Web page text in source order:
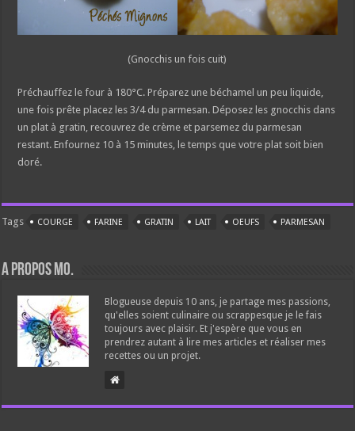
(Gnocchis un fois cuit)
Préchauffez le four à 180°C. Préparez une béchamel un peu liquide,
une fois prête placez les 3/4 du parmesan. Déposez les gnocchis dans
un plat à gratin, recouvrez de crème et parsemez du parmesan
restant. Enfournez 10 à 15 minutes, le temps que votre plat soit bien
doré.
Tags COURGE FARINE GRATIN LAIT OEUFS PARMESAN
A propos Mo.
Blogueuse depuis 10 ans, je partage mes passions,
qu'elles soient culinaire ou scrappesque je le fais
toujours avec plaisir. Et j'espère que vous en
prendrez autant à lire mes articles et réaliser mes
recettes ou un projet.